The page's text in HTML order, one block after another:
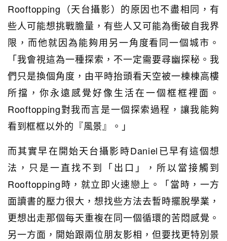
Rooftopping（天台攝影）的原因也不盡相同，有
些人可能想挑戰膽量，有些人又可能為衝破自我界
限，而他就因為能夠用另一角度看同一個城市。
「我會視這為一種探索，不一定需要尋幽探秘。我
們只是換個角度，由平時抬頭看天空被一棟棟高樓
所擋，你永遠感覺好像生活在一個框框裡面。
Rooftopping對我而言是一個探索過程，讓我能夠
看到框框以外的『風景』。」
而其實早在開始天台攝影時Daniel已早有這個想
法，只是一直找不到「出口」，所以當接觸到
Rooftopping時，就立即火速戀上。「當時，一方
面讀書的壓力很大，想找些方法去暫時擺脫學業，
更想出走那個每天重複在同一個循環的苦悶感覺。
另一方面，開始跟兩位朋友影相，但要找更特別景